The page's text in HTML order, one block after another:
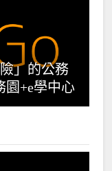
」的公務
園+e學中心